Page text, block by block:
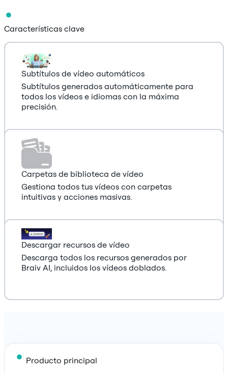
Características clave
Subtítulos de vídeo automáticos
Subtítulos generados automáticamente para
todos los vídeos e idiomas con la máxima
precisión.
Carpetas de biblioteca de vídeo
Gestiona todos tus vídeos con carpetas
intuitivas y acciones masivas.
Descargar recursos de vídeo
Descarga todos los recursos generados por
Braiv AI, incluidos los vídeos doblados.
Producto principal